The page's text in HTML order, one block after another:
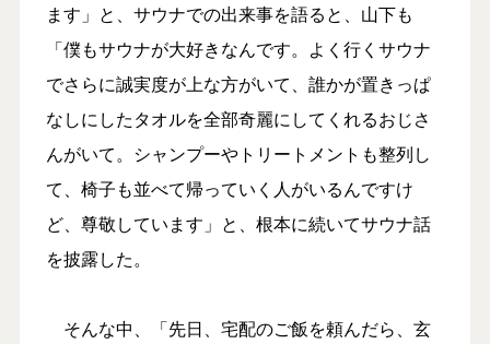
ます」と、サウナでの出来事を語ると、山下も
「僕もサウナが大好きなんです。よく行くサウナ
でさらに誠実度が上な方がいて、誰かが置きっぱ
なしにしたタオルを全部奇麗にしてくれるおじさ
んがいて。シャンプーやトリートメントも整列し
て、椅子も並べて帰っていく人がいるんですけ
ど、尊敬しています」と、根本に続いてサウナ話
を披露した。
そんな中、「先日、宅配のご飯を頼んだら、玄